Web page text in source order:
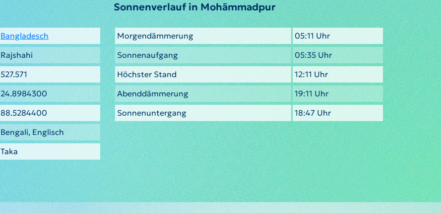
Bangladesch
Rajshahi
527.571
24.8984300
88.5284400
Bengali, Englisch
Taka
Sonnenverlauf in Mohāmmadpur
Morgendämmerung
05:11 Uhr
Sonnenaufgang
05:35 Uhr
Höchster Stand
12:11 Uhr
Abenddämmerung
19:11 Uhr
Sonnenuntergang
18:47 Uhr